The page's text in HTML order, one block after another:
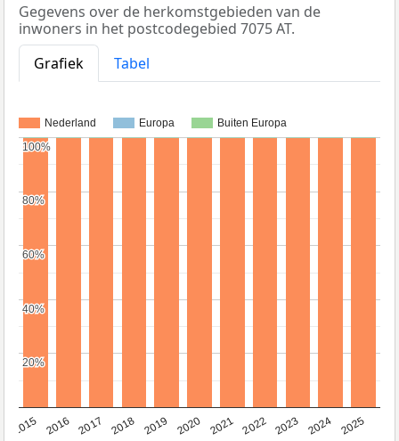
Gegevens over de herkomstgebieden van de
inwoners in het postcodegebied 7075 AT.
Grafiek
Tabel
Nederland Europa Buiten Europa
2015 2016 2017 2018 2019 2020 2021 2022 2023 2024 2025
20%
20%
40%
40%
60%
60%
80%
80%
100%
100%